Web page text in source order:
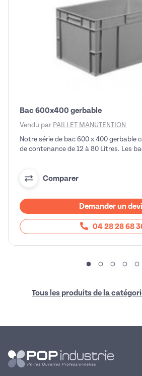
Bac 600x400 gerbable
Vendu par PAILLET MANUTENTION
Notre série de bac 600 x 400 gerbable
de contenance de 12 à 80 Litres. Les
Comparer
Demander un
04 28 28 68
Tous les produits de la